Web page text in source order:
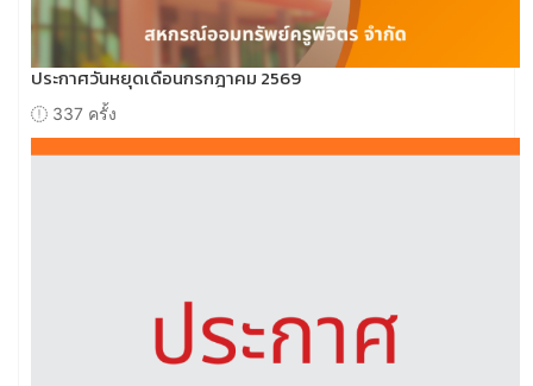
ประกาศวันหยุดเดือนกรกฎาคม 2569
337 ครั้ง